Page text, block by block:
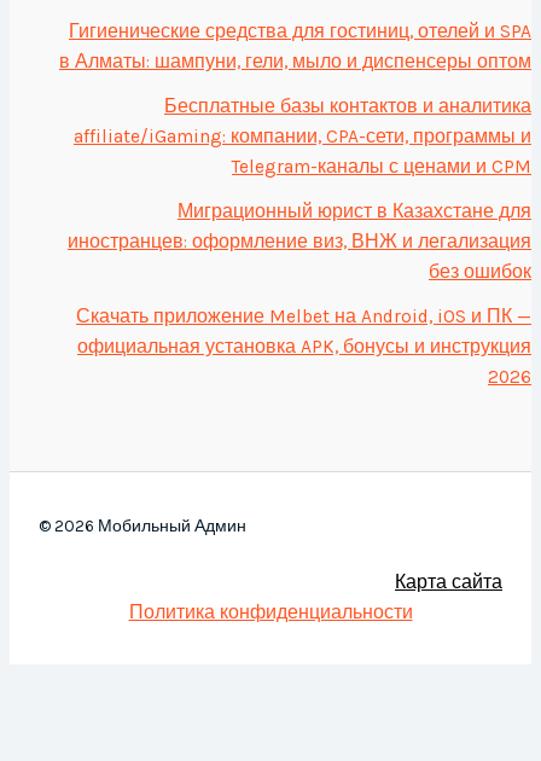
Гигиенические средства для гостиниц, отелей и SPA
в Алматы: шампуни, гели, мыло и диспенсеры оптом
Бесплатные базы контактов и аналитика
affiliate/iGaming: компании, CPA-сети, программы и
Telegram-каналы с ценами и CPM
Миграционный юрист в Казахстане для
иностранцев: оформление виз, ВНЖ и легализация
без ошибок
Скачать приложение Melbet на Android, iOS и ПК —
официальная установка APK, бонусы и инструкция
2026
© 2026 Мобильный Админ
Карта сайта
Политика конфиденциальности